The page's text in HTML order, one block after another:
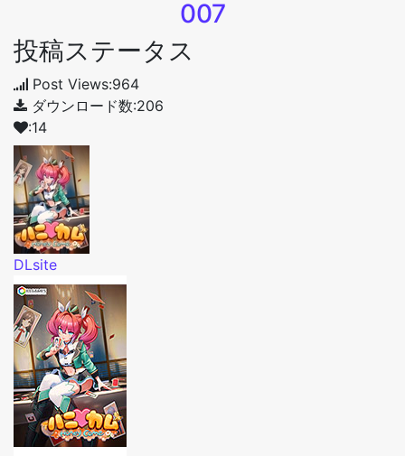
007
投稿ステータス
Post Views:964
ダウンロード数:206
:14
DLsite